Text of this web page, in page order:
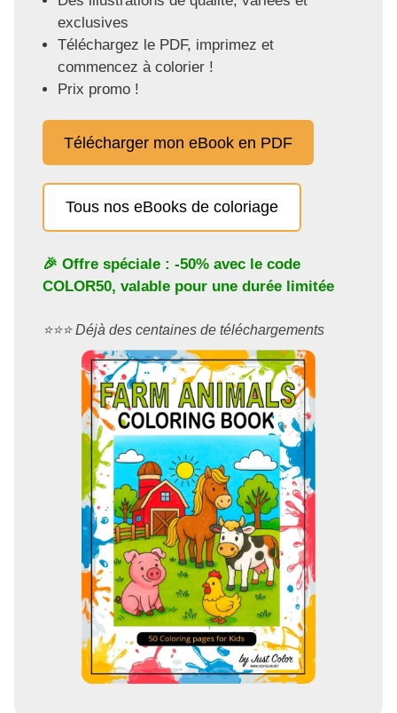
exclusives
Téléchargez le PDF, imprimez et
commencez à colorier !
Prix promo !
Télécharger mon eBook en PDF
Tous nos eBooks de coloriage
🎉 Offre spéciale : -50% avec le code
COLOR50, valable pour une durée limitée
⭐️⭐️⭐️ Déjà des centaines de téléchargements